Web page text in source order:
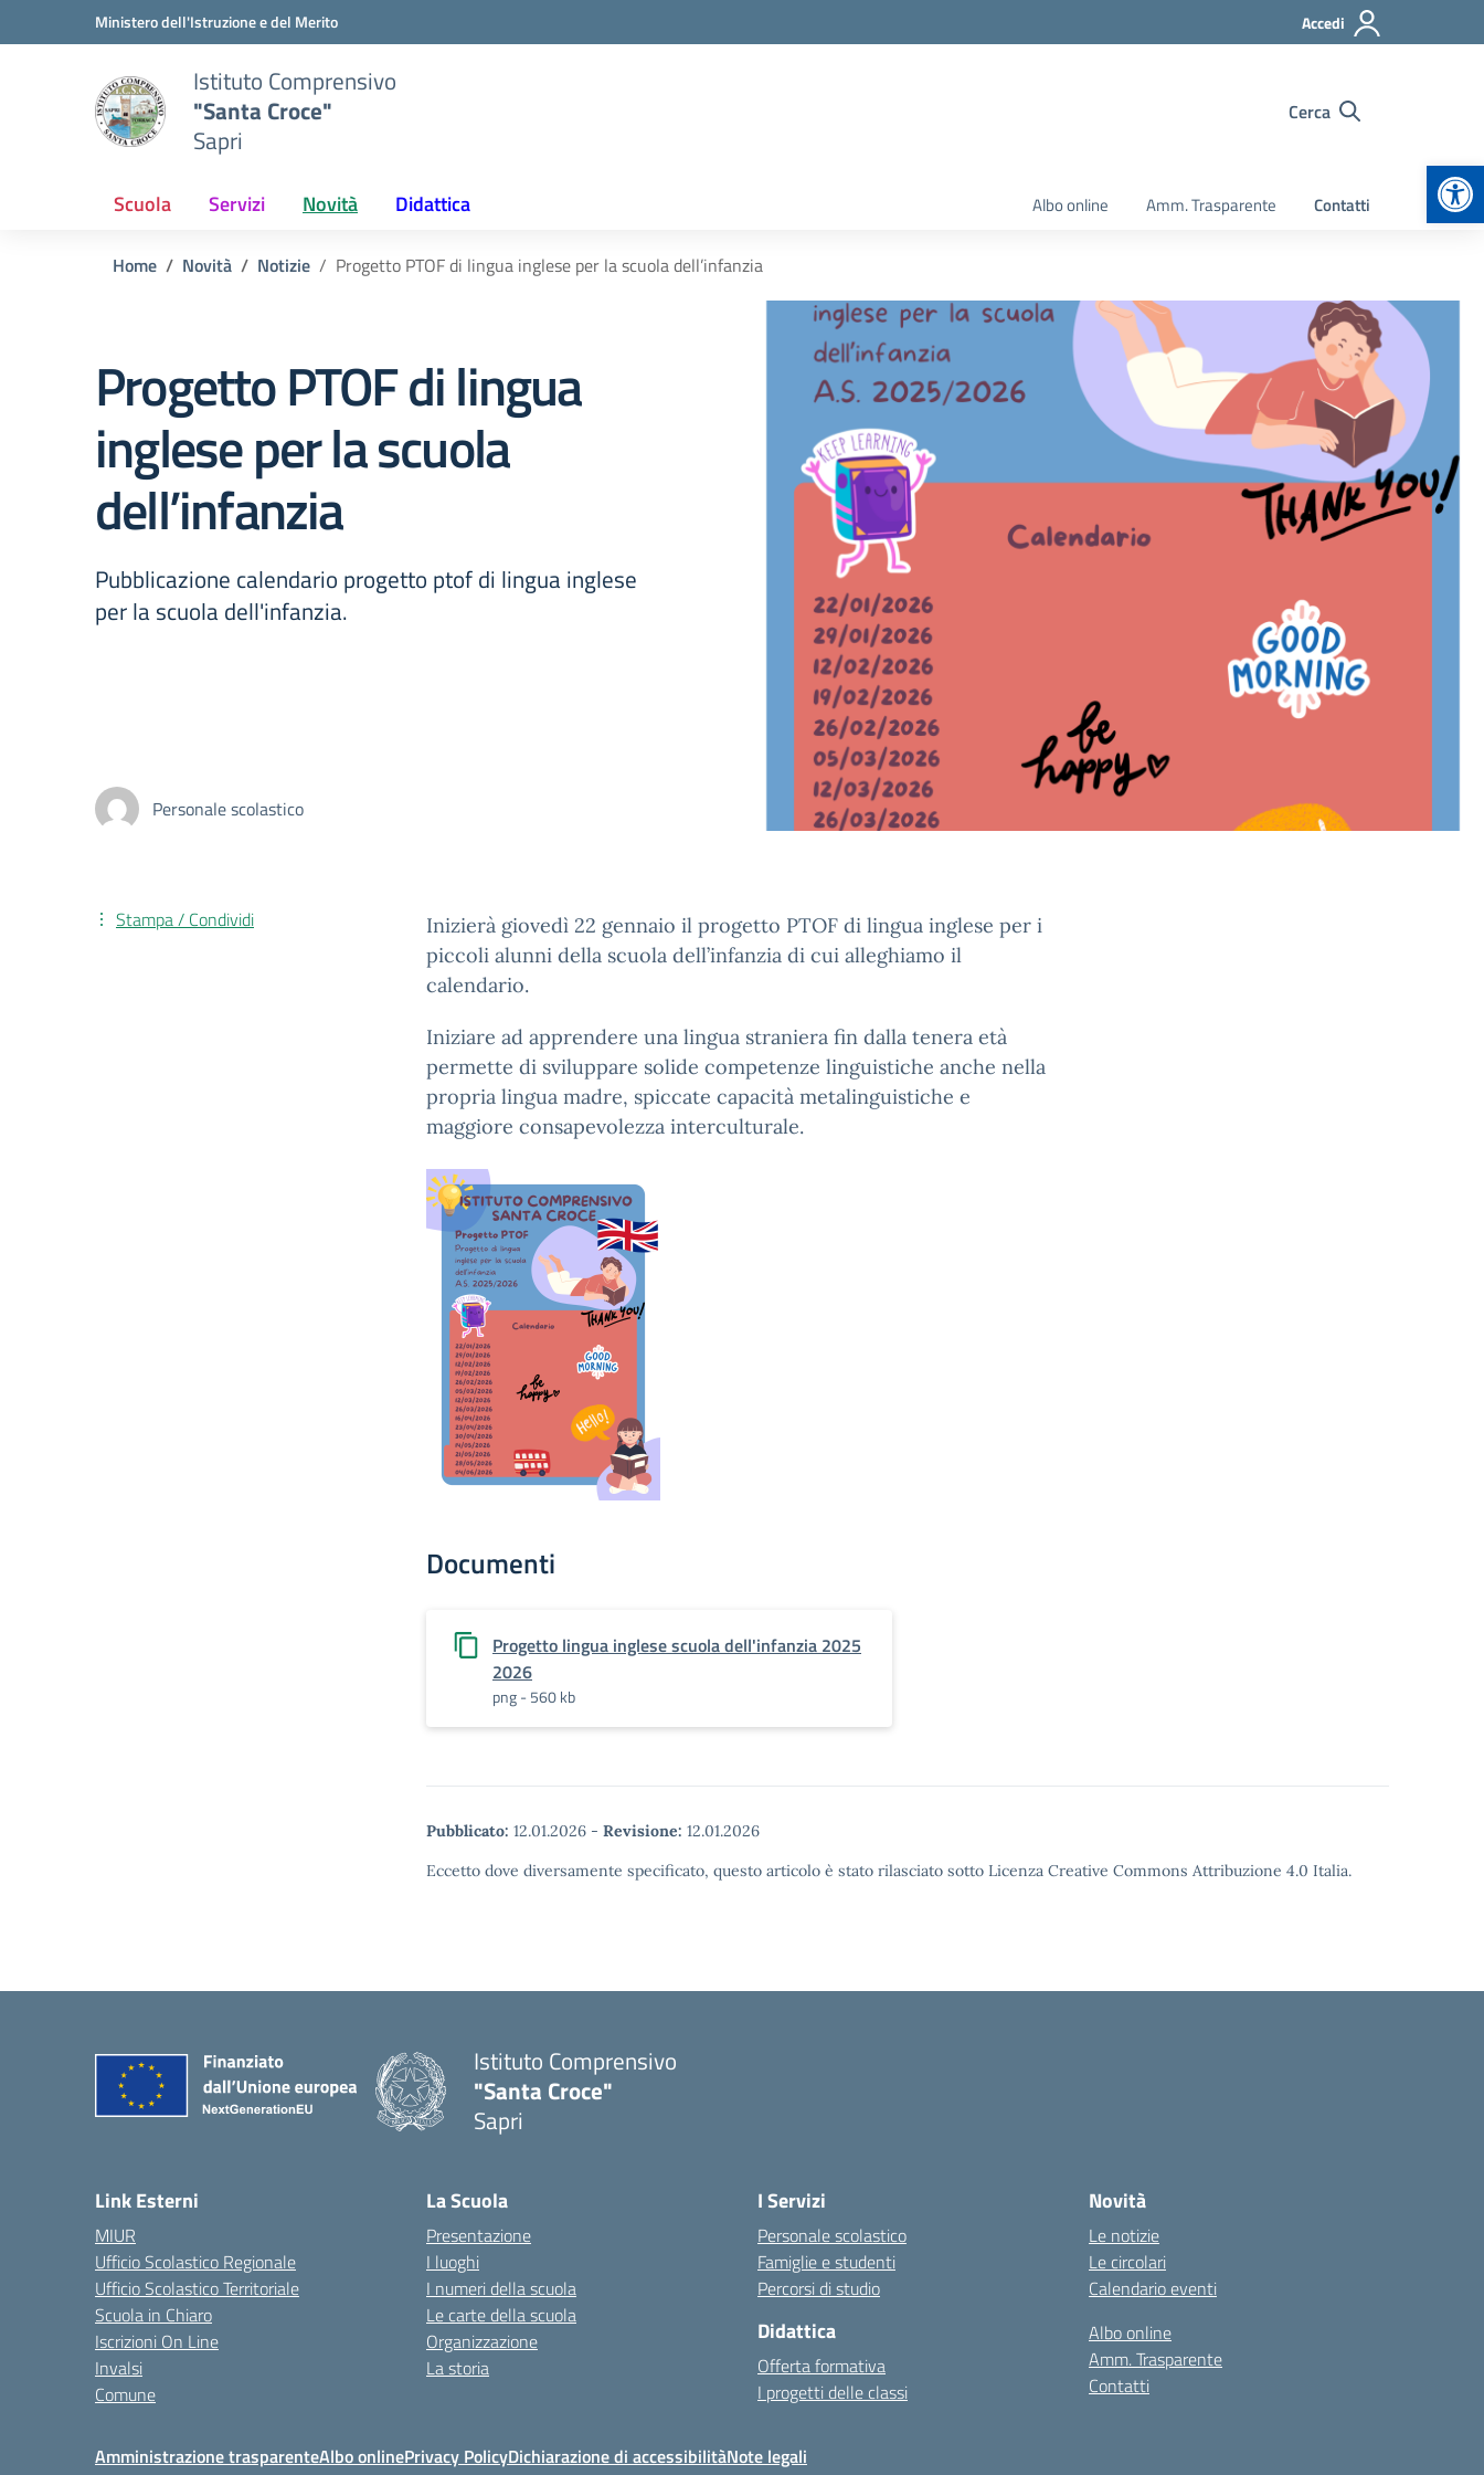
Vai ai contenuti
Vai al menu di navigazioneMinistero dell'Istruzione e del Merito Accedi
Istituto Comprensivo
"Santa Croce"
Sapri
Cerca
Scuola Servizi Novità Didattica Albo online Amm. Trasparente Contatti
Home Novità Notizie Progetto PTOF di lingua inglese per la scuola dell’infanzia
Progetto PTOF di lingua
inglese per la scuola
dell’infanzia
Pubblicazione calendario progetto ptof di lingua inglese
per la scuola dell'infanzia.
Personale scolastico
Inizierà giovedì 22 gennaio il progetto PTOF di lingua inglese per i
piccoli alunni della scuola dell’infanzia di cui alleghiamo il
calendario.
Iniziare ad apprendere una lingua straniera fin dalla tenera età
permette di sviluppare solide competenze linguistiche anche nella
propria lingua madre, spiccate capacità metalinguistiche e
maggiore consapevolezza interculturale.
Documenti
Progetto lingua inglese scuola dell'infanzia 2025
2026
png - 560 kb
Pubblicato: 12.01.2026 - Revisione: 12.01.2026
Eccetto dove diversamente specificato, questo articolo è stato rilasciato sotto Licenza Creative Commons Attribuzione 4.0 Italia.
Stampa / Condividi
Istituto Comprensivo
"Santa Croce"
Sapri
Link Esterni
MIUR
Ufficio Scolastico Regionale
Ufficio Scolastico Territoriale
Scuola in Chiaro
Iscrizioni On Line
Invalsi
Comune
La Scuola
Presentazione
I luoghi
I numeri della scuola
Le carte della scuola
Organizzazione
La storia
I Servizi
Personale scolastico
Famiglie e studenti
Percorsi di studio
Didattica
Offerta formativa
I progetti delle classi
Novità
Le notizie
Le circolari
Calendario eventi
Albo online
Amm. Trasparente
Contatti
Amministrazione trasparenteAlbo onlinePrivacy PolicyDichiarazione di accessibilitàNote legali